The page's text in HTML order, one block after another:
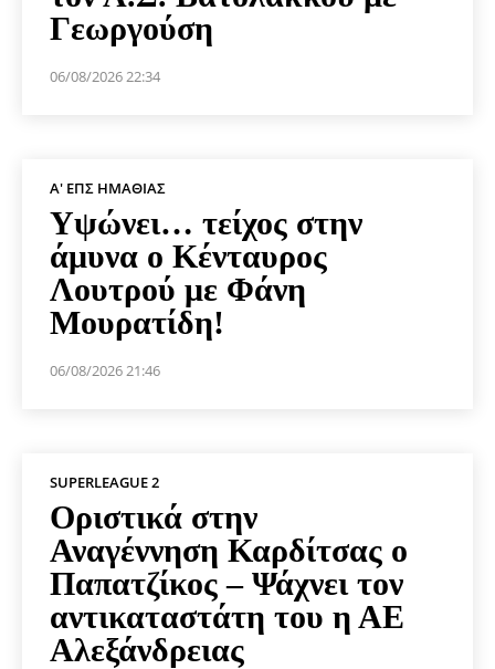
Γεωργούση
06/08/2026 22:34
Α' ΕΠΣ ΗΜΑΘΊΑΣ
Υψώνει… τείχος στην
άμυνα ο Κένταυρος
Λουτρού με Φάνη
Μουρατίδη!
06/08/2026 21:46
SUPERLEAGUE 2
Οριστικά στην
Αναγέννηση Καρδίτσας ο
Παπατζίκος – Ψάχνει τον
αντικαταστάτη του η ΑΕ
Αλεξάνδρειας